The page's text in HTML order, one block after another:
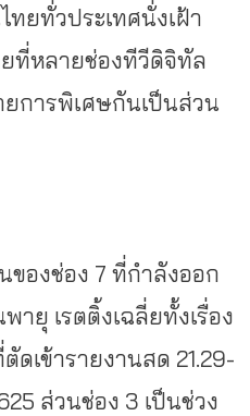
ทยทั่วประเทศนั่งเฝ้า
ที่หลายช่องทีวีดิจิทัล
ยการพิเศษกันเป็นส่วน
ของช่อง 7 ที่กำลังออก
ยุ เรตติ้งเฉลี่ยทั้งเรื่อง
ดเข้ารายงานสด 21.29-
ส่วนช่อง 3 เป็นช่วง